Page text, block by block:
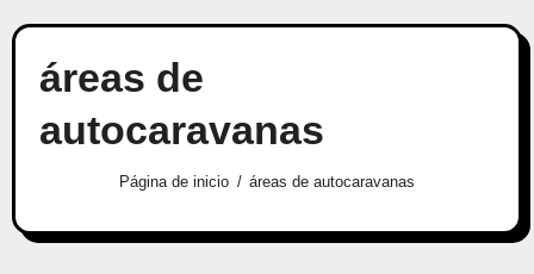
áreas de
autocaravanas
Página de inicio áreas de autocaravanas